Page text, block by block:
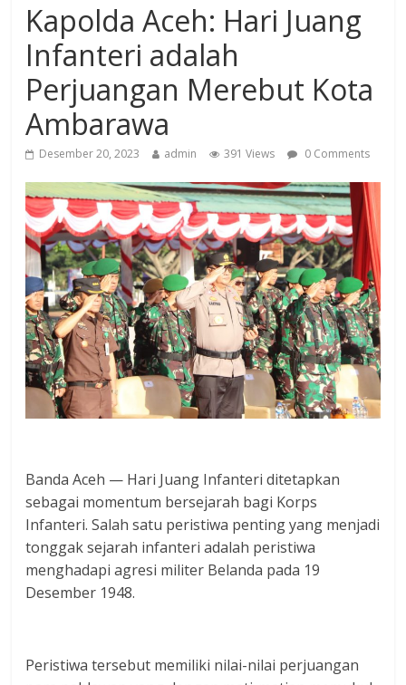
Kapolda Aceh: Hari Juang
Infanteri adalah
Perjuangan Merebut Kota
Ambarawa
Desember 20, 2023 admin 391 Views 0 Comments
Banda Aceh — Hari Juang Infanteri ditetapkan
sebagai momentum bersejarah bagi Korps
Infanteri. Salah satu peristiwa penting yang menjadi
tonggak sejarah infanteri adalah peristiwa
menghadapi agresi militer Belanda pada 19
Desember 1948.
Peristiwa tersebut memiliki nilai-nilai perjuangan